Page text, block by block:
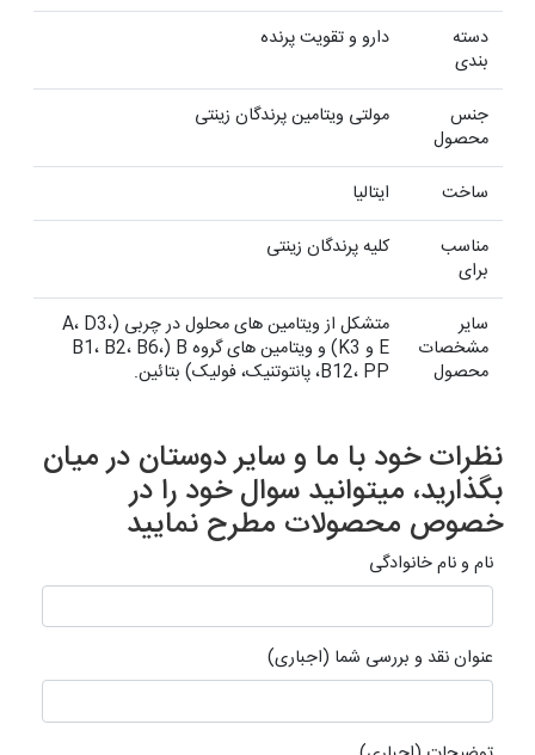
دسته
بندی
دارو و تقویت پرنده
جنس
محصول
مولتی ویتامین پرندگان زینتی
ساخت
ایتالیا
مناسب
برای
کلیه پرندگان زینتی
سایر
مشخصات
محصول
متشکل از ویتامین های محلول در چربی (A، D3،
E و K3) و ویتامین های گروه B (B1، B2، B6،
B12، PP، پانتوتنیک، فولیک) بتائین.
نظرات خود با ما و سایر دوستان در میان
بگذارید، میتوانید سوال خود را در
خصوص محصولات مطرح نمایید
نام و نام خانوادگی
عنوان نقد و بررسی شما (اجباری)